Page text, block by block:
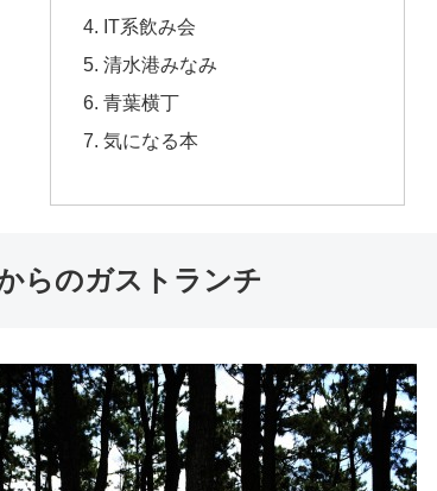
IT系飲み会
清水港みなみ
青葉横丁
気になる本
らのガストランチ